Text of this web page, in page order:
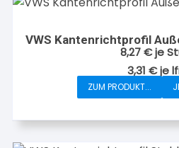
VWS Kantenrichtprofil
8,27€je
3,31€je
ZUM PRODUKT...